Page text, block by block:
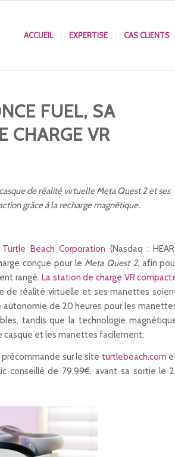
ACCUEIL EXPERTISE CAS CLIENTS
FUEL, SA
CHARGE VR
de réalité virtuelle Meta Quest 2 et ses
grâce à la recharge magnétique.
Turtle Beach Corporation (Nasdaq :
conçue pour le Meta Quest 2, afin
rangé. La station de charge VR
de réalité virtuelle et ses manettes
autonomie de 20 heures pour les
tandis que la technologie
casque et les manettes facilement.
sur le site turtlebeach.com
conseillé de 79,99€, avant sa sortie le